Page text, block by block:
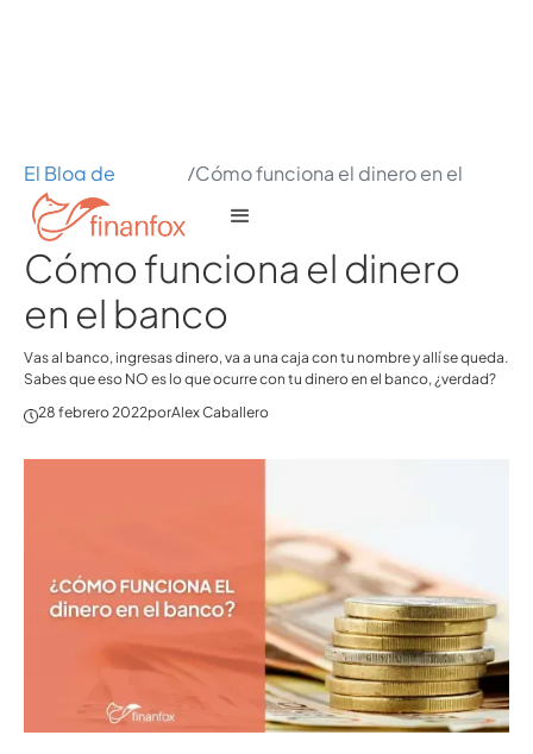
El Blog de
Finanfox
/Cómo funciona el dinero en el
Cómo funciona el dinero
en el banco
Vas al banco, ingresas dinero, va a una caja con tu nombre y allí se queda.
Sabes que eso NO es lo que ocurre con tu dinero en el banco, ¿verdad?
28 febrero 2022porAlex Caballero